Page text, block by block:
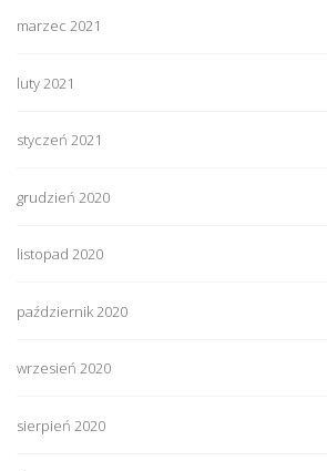
marzec 2021
luty 2021
styczeń 2021
grudzień 2020
listopad 2020
październik 2020
wrzesień 2020
sierpień 2020